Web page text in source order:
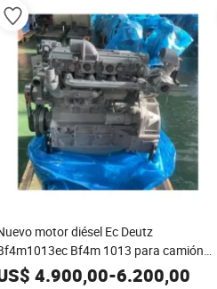
motor diésel Ec Deutz
Bf4m 1013 para camión
bomba4.900,00-6.200,00